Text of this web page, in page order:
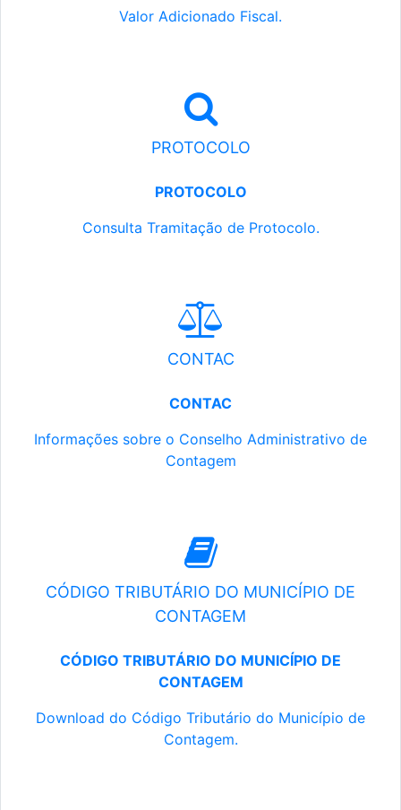
Valor Adicionado Fiscal.
PROTOCOLO
PROTOCOLO
Consulta Tramitação de Protocolo.
CONTAC
CONTAC
Informações sobre o Conselho Administrativo de
Contagem
CÓDIGO TRIBUTÁRIO DO MUNICÍPIO DE
CONTAGEM
CÓDIGO TRIBUTÁRIO DO MUNICÍPIO DE
CONTAGEM
Download do Código Tributário do Município de
Contagem.